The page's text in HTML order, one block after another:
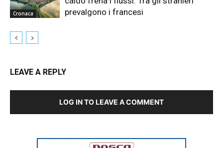
Cronaca
prevalgono i francesi
LEAVE A REPLY
LOG IN TO LEAVE A COMMENT